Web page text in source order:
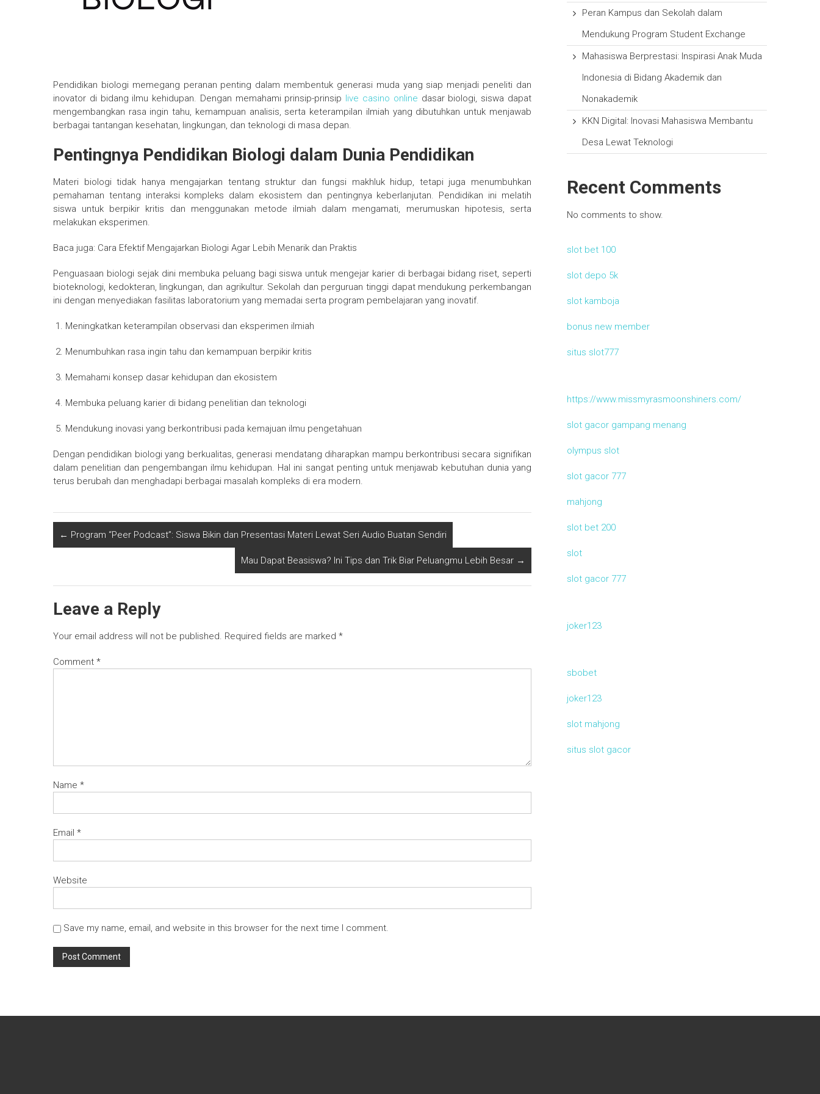
Pendidikan biologi memegang peranan penting dalam membentuk generasi muda yang siap menjadi peneliti dan
inovator di bidang ilmu kehidupan. Dengan memahami prinsip-prinsip live casino online dasar biologi, siswa dapat
mengembangkan rasa ingin tahu, kemampuan analisis, serta keterampilan ilmiah yang dibutuhkan untuk menjawab
berbagai tantangan kesehatan, lingkungan, dan teknologi di masa depan.
Pentingnya Pendidikan Biologi dalam Dunia Pendidikan
Materi biologi tidak hanya mengajarkan tentang struktur dan fungsi makhluk hidup, tetapi juga menumbuhkan
pemahaman tentang interaksi kompleks dalam ekosistem dan pentingnya keberlanjutan. Pendidikan ini melatih
siswa untuk berpikir kritis dan menggunakan metode ilmiah dalam mengamati, merumuskan hipotesis, serta
melakukan eksperimen.
Baca juga: Cara Efektif Mengajarkan Biologi Agar Lebih Menarik dan Praktis
Penguasaan biologi sejak dini membuka peluang bagi siswa untuk mengejar karier di berbagai bidang riset, seperti
bioteknologi, kedokteran, lingkungan, dan agrikultur. Sekolah dan perguruan tinggi dapat mendukung perkembangan
ini dengan menyediakan fasilitas laboratorium yang memadai serta program pembelajaran yang inovatif.
Meningkatkan keterampilan observasi dan eksperimen ilmiah
Menumbuhkan rasa ingin tahu dan kemampuan berpikir kritis
Memahami konsep dasar kehidupan dan ekosistem
Membuka peluang karier di bidang penelitian dan teknologi
Mendukung inovasi yang berkontribusi pada kemajuan ilmu pengetahuan
Dengan pendidikan biologi yang berkualitas, generasi mendatang diharapkan mampu berkontribusi secara signifikan
dalam penelitian dan pengembangan ilmu kehidupan. Hal ini sangat penting untuk menjawab kebutuhan dunia yang
terus berubah dan menghadapi berbagai masalah kompleks di era modern.
← Program “Peer Podcast”: Siswa Bikin dan Presentasi Materi Lewat Seri Audio Buatan Sendiri
Mau Dapat Beasiswa? Ini Tips dan Trik Biar Peluangmu Lebih Besar →
Leave a Reply
Your email address will not be published. Required fields are marked *
Comment *
Name *
Email *
Website
Save my name, email, and website in this browser for the next time I comment.
Peran Kampus dan Sekolah dalam
Mendukung Program Student Exchange
Mahasiswa Berprestasi: Inspirasi Anak Muda
Indonesia di Bidang Akademik dan
Nonakademik
KKN Digital: Inovasi Mahasiswa Membantu
Desa Lewat Teknologi
Recent Comments
No comments to show.
slot bet 100
slot depo 5k
slot kamboja
bonus new member
situs slot777
https://www.missmyrasmoonshiners.com/
slot gacor gampang menang
olympus slot
slot gacor 777
mahjong
slot bet 200
slot
slot gacor 777
joker123
sbobet
joker123
slot mahjong
situs slot gacor